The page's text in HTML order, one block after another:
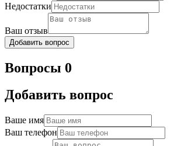
Недостатки
Ваш отзыв
Добавить вопрос
Вопросы 0
Добавить вопрос
Ваше имя
Ваш телефон